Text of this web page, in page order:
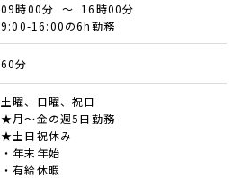
09時00分 ～ 16時00分
9:00-16:00の6h勤務
60分
土曜、日曜、祝日
★月～金の週5日勤務
★土日祝休み
・年末年始
・有給休暇